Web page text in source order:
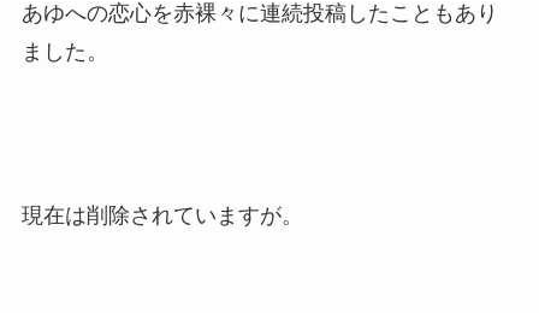
あゆへの恋心を赤裸々に連続投稿したこともあり
ました。
現在は削除されていますが。